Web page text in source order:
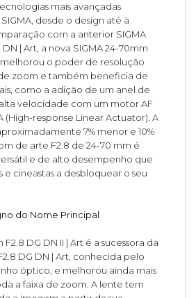
mais avançadas
desde o design até à
com a anterior SIGMA
| Art, a nova SIGMA 24-70mm
melhorou o poder de resolução
zoom e também beneficia de
como a adição de um anel de
velocidade com um motor AF
(High-response Linear Actuator). A
7% menor e 10%
de arte F2.8 de 24-70 mm é
e de alto desempenho que
e cineastas a desbloquear o seu
do Nome Principal
F2.8 DG DN II | Art é a sucessora da
DG DN | Art, conhecida pelo
óptico, e melhorou ainda mais
a faixa de zoom. A lente tem